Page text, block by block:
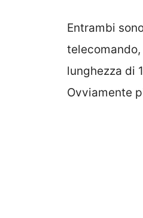
Entrambi
lunghezza di
Ovviamente